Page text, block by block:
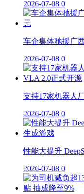
2026-07-08 0
车企集体驰援广
2026-07-08 0
支持17家机器人
2026-07-08 0
性能大提升
2026-07-08 0